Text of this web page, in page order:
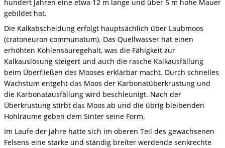
hundert Jahren eine etwa 12 m lange und über 5 m hohe Mauer
gebildet hat.
Die Kalkabscheidung erfolgt hauptsächlich über Laubmoos
(cratoneuron communatum). Das Quellwasser hat einen
erhöhten Kohlensäuregehalt, was die Fähigkeit zur
Kalkauslösung steigert und auch die rasche Kalkausfällung
beim Überfließen des Mooses erklärbar macht. Durch schnelles
Wachstum entgeht das Moos der Karbonatüberkrustung und
die Karbonatausfällung wird beschleunigt. Nach der
Überkrustung stirbt das Moos ab und die übrig bleibenden
Hohlräume geben dem Sinter seine Form.
Im Laufe der Jahre hatte sich im oberen Teil des gewachsenen
Felsens eine starke und ständig breiter werdende senkrechte